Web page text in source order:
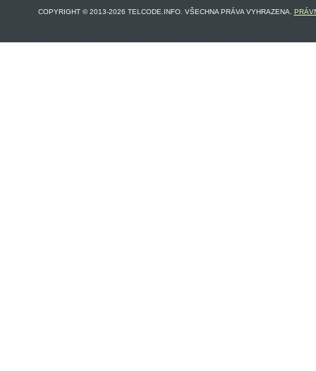
COPYRIGHT © 2013-2026 TELCODE.INFO. VŠECHNA PRÁVA VYHRAZENA.